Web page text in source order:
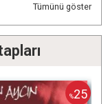
Tümünü göster
%25